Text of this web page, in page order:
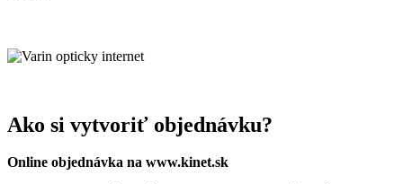
Ako si vytvoriť objednávku?
Online objednávka na www.kinet.sk